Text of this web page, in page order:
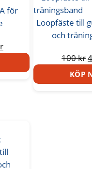
för
Det
nuvarande
priset
Loopfäste till
och
100kr
KÖP